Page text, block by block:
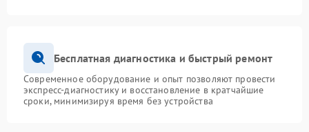
Бесплатная диагностика и быстрый ремонт
Современное оборудование и опыт позволяют провести
экспресс-диагностику и восстановление в кратчайшие
сроки, минимизируя время без устройства